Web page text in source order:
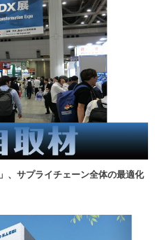
、サプライチェーン全体の最適化